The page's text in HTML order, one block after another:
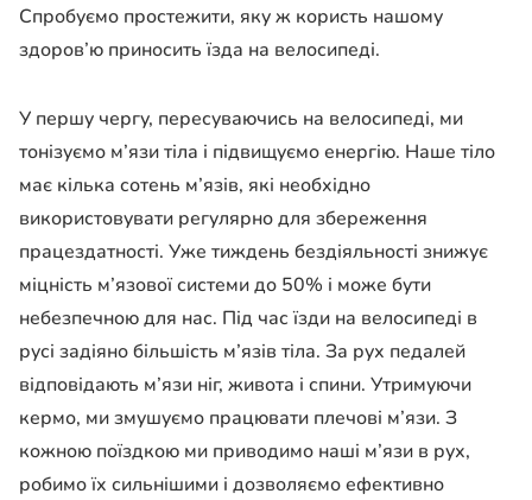
Спробуємо простежити, яку ж користь нашому
здоров’ю приносить їзда на велосипеді.
У першу чергу, пересуваючись на велосипеді, ми
тонізуємо м’язи тіла і підвищуємо енергію. Наше тіло
має кілька сотень м’язів, які необхідно
використовувати регулярно для збереження
працездатності. Уже тиждень бездіяльності знижує
міцність м’язової системи до 50% і може бути
небезпечною для нас. Під час їзди на велосипеді в
русі задіяно більшість м’язів тіла. За рух педалей
відповідають м’язи ніг, живота і спини. Утримуючи
кермо, ми змушуємо працювати плечові м’язи. З
кожною поїздкою ми приводимо наші м’язи в рух,
робимо їх сильнішими і дозволяємо ефективно